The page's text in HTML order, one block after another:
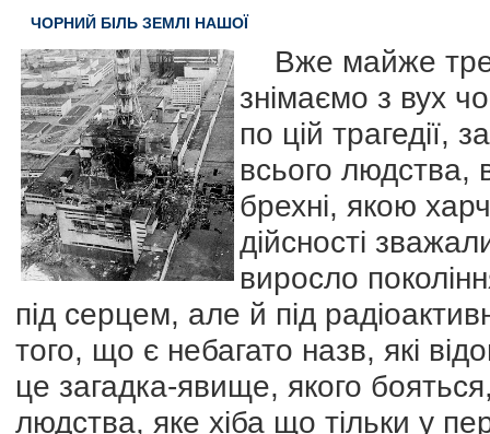
ЧОРНИЙ БІЛЬ ЗЕМЛІ НАШОЇ
Вже майже
знімаємо з вух
по цій трагедії,
всього людства,
брехні, якою
дійсності
виросло
під серцем, але й під
того, що є небагато назв, які
це загадка-явище, якого
людства, яке хіба що тільки у